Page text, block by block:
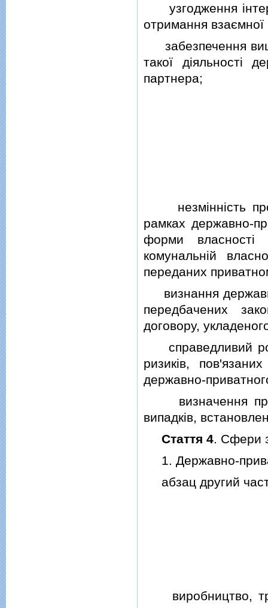
узгодження
отримання взаємної
забезпечення
такої дiяльностi
партнера;
незмiннiсть
рамках державно-
форми власностi
комунальнiй
переданих
визнання
передбачених
договору,
справедливий
ризикiв,
державно-
визначення
випадкiв,
Стаття 4. Сфери
1. Державно-
абзац другий
виробництво,